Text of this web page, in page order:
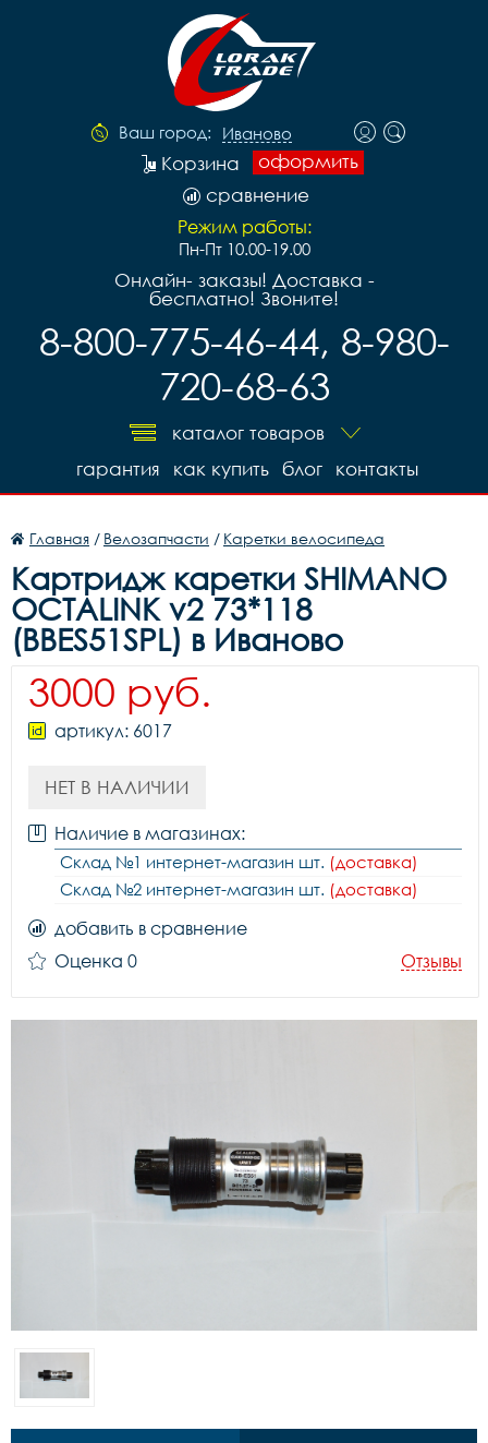
Ваш город: Иваново
оформить
Корзина
сравнение
Режим работы:
Пн-Пт 10.00-19.00
Онлайн- заказы! Доставка -
бесплатно! Звоните!
8-800-775-46-44, 8-980-
720-68-63
каталог товаров
контакты
блог
как купить
гарантия
Главная / Велозапчасти / Каретки велосипеда
Картридж каретки SHIMANO
OCTALINK v2 73*118
(BBES51SPL) в Иваново
3000 руб.
артикул: 6017
НЕТ В НАЛИЧИИ
Наличие в магазинах:
Склад №1 интернет-магазин шт. (доставка)
Склад №2 интернет-магазин шт. (доставка)
добавить в сравнение
Оценка 0
Отзывы